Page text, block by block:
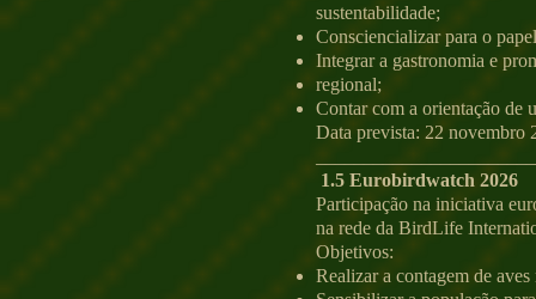
sustentabilidade;
Consciencializar para o
Integrar a gastronomia e
regional;
Contar com a orientação de
Data prevista: 22 novembro
1.5 Eurobirdwatch 2026
Participação na iniciativa
na rede da BirdLife
Objetivos:
Realizar a contagem de